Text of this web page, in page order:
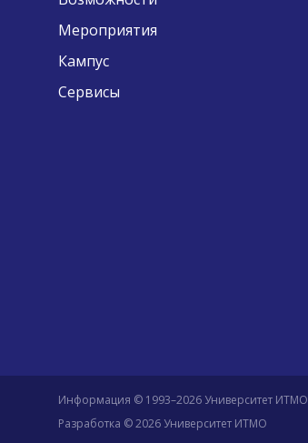
Мероприятия
Кампус
Сервисы
Информация © 1993–2026 Университет ИТМО
Разработка © 2026 Университет ИТМО